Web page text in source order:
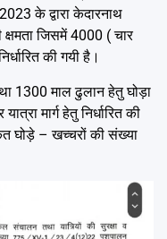
के द्वारा केदारनाथ
जिसमें 4000 ( चार
की गयी है।
1300 माल ढुलान हेतु घोड़ा
मार्ग हेतु निर्धारित की
घोड़े – खच्चरों की संख्या